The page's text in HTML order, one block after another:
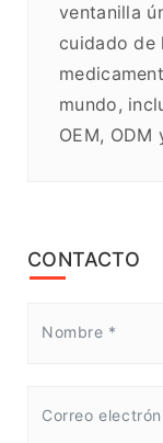
ventanilla
cuidado de
mundo,
OEM, ODM
CONTACTO